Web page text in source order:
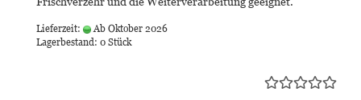
Lieferzeit:
Ab Oktober 2026
Lagerbestand: 0 Stück